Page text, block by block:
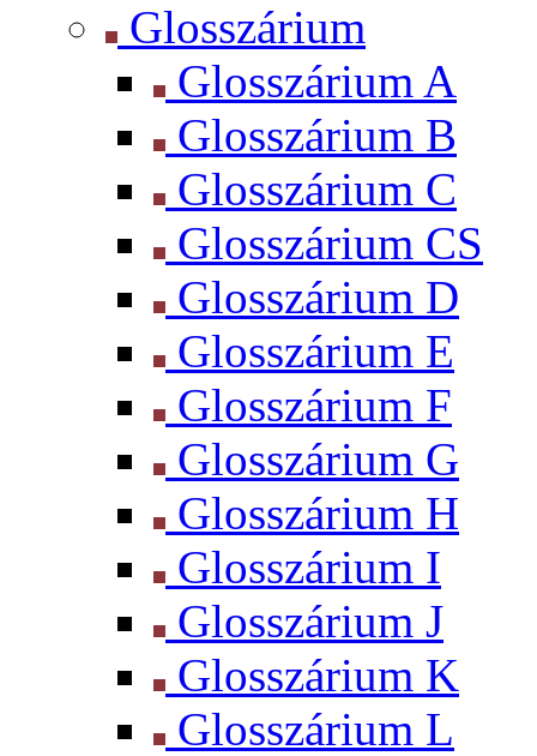
Glosszárium
Glosszárium A
Glosszárium B
Glosszárium C
Glosszárium CS
Glosszárium D
Glosszárium E
Glosszárium F
Glosszárium G
Glosszárium H
Glosszárium I
Glosszárium J
Glosszárium K
Glosszárium L